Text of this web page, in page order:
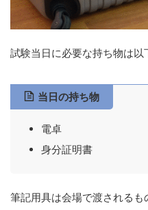
試験当日に必要な持ち物は以
当日の持ち物
電卓
身分証明書
筆記用具は会場で渡される